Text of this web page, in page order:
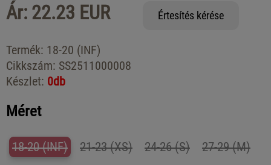
Ár: 22.23 EUR Értesítés kérése
Termék: 18-20 (INF)
Cikkszám: SS2511000008
Készlet: 0db
Méret
18-20 (INF) 21-23 (XS) 24-26 (S)
27-29 (M)